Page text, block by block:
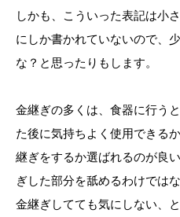
しかも、こういった表記は小
にしか書かれていないので、
な？と思ったりもします。
金継ぎの多くは、食器に行う
た後に気持ちよく使用できる
継ぎをするか選ばれるのが良
ぎした部分を舐めるわけでは
金継ぎしてても気にしない、